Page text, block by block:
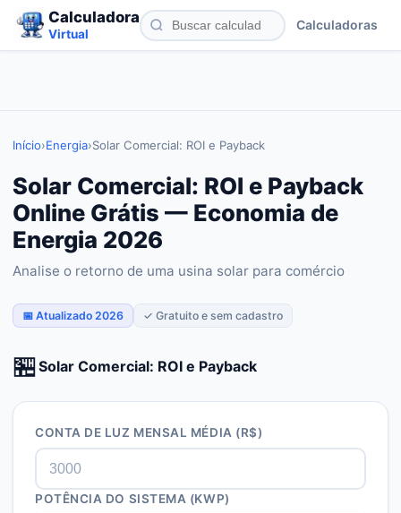
Calculadora
Virtual
Calculadoras
Início›Energia›Solar Comercial: ROI e Payback
Solar Comercial: ROI e Payback
Online Grátis — Economia de
Energia 2026
Analise o retorno de uma usina solar para comércio
📅 Atualizado 2026 ✓ Gratuito e sem cadastro
🏪Solar Comercial: ROI e Payback
CONTA DE LUZ MENSAL MÉDIA (R$)
POTÊNCIA DO SISTEMA (KWP)